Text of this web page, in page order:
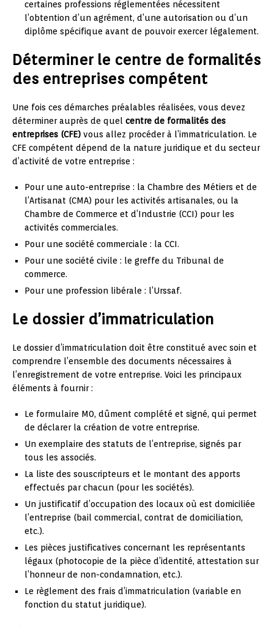
certaines professions réglementées nécessitent
l’obtention d’un agrément, d’une autorisation ou d’un
diplôme spécifique avant de pouvoir exercer légalement.
Déterminer le centre de formalités
des entreprises compétent
Une fois ces démarches préalables réalisées, vous devez
déterminer auprès de quel centre de formalités des
entreprises (CFE) vous allez procéder à l’immatriculation. Le
CFE compétent dépend de la nature juridique et du secteur
d’activité de votre entreprise :
Pour une auto-entreprise : la Chambre des Métiers et de
l’Artisanat (CMA) pour les activités artisanales, ou la
Chambre de Commerce et d’Industrie (CCI) pour les
activités commerciales.
Pour une société commerciale : la CCI.
Pour une société civile : le greffe du Tribunal de
commerce.
Pour une profession libérale : l’Urssaf.
Le dossier d’immatriculation
Le dossier d’immatriculation doit être constitué avec soin et
comprendre l’ensemble des documents nécessaires à
l’enregistrement de votre entreprise. Voici les principaux
éléments à fournir :
Le formulaire M0, dûment complété et signé, qui permet
de déclarer la création de votre entreprise.
Un exemplaire des statuts de l’entreprise, signés par
tous les associés.
La liste des souscripteurs et le montant des apports
effectués par chacun (pour les sociétés).
Un justificatif d’occupation des locaux où est domiciliée
l’entreprise (bail commercial, contrat de domiciliation,
etc.).
Les pièces justificatives concernant les représentants
légaux (photocopie de la pièce d’identité, attestation sur
l’honneur de non-condamnation, etc.).
Le règlement des frais d’immatriculation (variable en
fonction du statut juridique).